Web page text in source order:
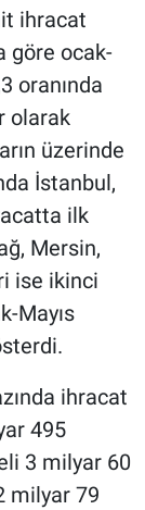
ihracat
göre ocak-
oranında
olarak
üzerinde
İstanbul,
ilk
Mersin,
ise ikinci
Mayıs
ihracat
495
3 milyar 60
milyar 79